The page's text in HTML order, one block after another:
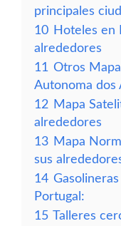
principales
10 Hoteles en
alrededores
11 Otros
Autonoma dos
12 Mapa
alrededores
13 Mapa
sus
14
Portugal:
15 Talleres